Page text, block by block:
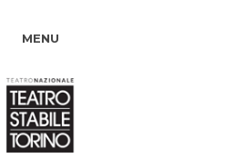
MENU